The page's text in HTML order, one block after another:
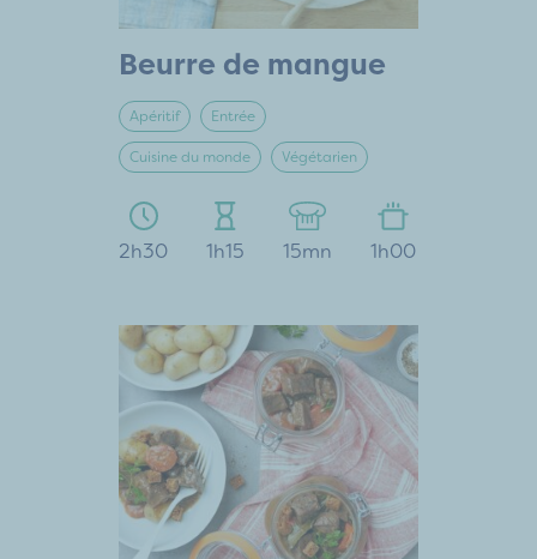
Beurre de mangue
Apéritif Entrée
Cuisine du monde Végétarien
2h30 1h15 15mn 1h00